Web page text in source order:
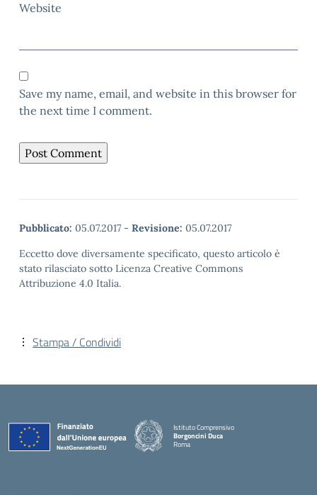
Website
Save my name, email, and website in this browser for
the next time I comment.
Pubblicato: 05.07.2017 - Revisione: 05.07.2017
Eccetto dove diversamente specificato, questo articolo è
stato rilasciato sotto Licenza Creative Commons
Attribuzione 4.0 Italia.
Stampa / Condividi
Istituto Comprensivo
Borgoncini Duca
Roma